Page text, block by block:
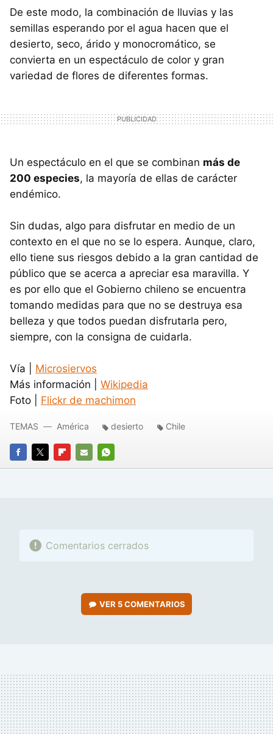
De este modo, la combinación de lluvias y las
semillas esperando por el agua hacen que el
desierto, seco, árido y monocromático, se
convierta en un espectáculo de color y gran
variedad de flores de diferentes formas.
Un espectáculo en el que se combinan más de
200 especies, la mayoría de ellas de carácter
endémico.
Sin dudas, algo para disfrutar en medio de un
contexto en el que no se lo espera. Aunque, claro,
ello tiene sus riesgos debido a la gran cantidad de
público que se acerca a apreciar esa maravilla. Y
es por ello que el Gobierno chileno se encuentra
tomando medidas para que no se destruya esa
belleza y que todos puedan disfrutarla pero,
siempre, con la consigna de cuidarla.
Vía | Microsiervos
Más información | Wikipedia
Foto | Flickr de machimon
FACEBOOK
TWITTERFLIPBOARD
E-
WHATSAPP
TEMAS América desierto Chile
Comentarios cerrados
VER 5 COMENTARIOS